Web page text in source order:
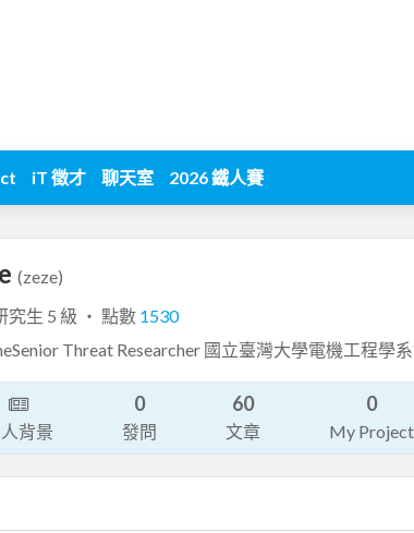
iT 徵才 聊天室 2026 鐵人賽
(zeze)
究生 5 級 ‧ 點數 1530
Threat Researcher 國立臺灣大學電機工程學
背景
0
發問
60
文章
0
My Project